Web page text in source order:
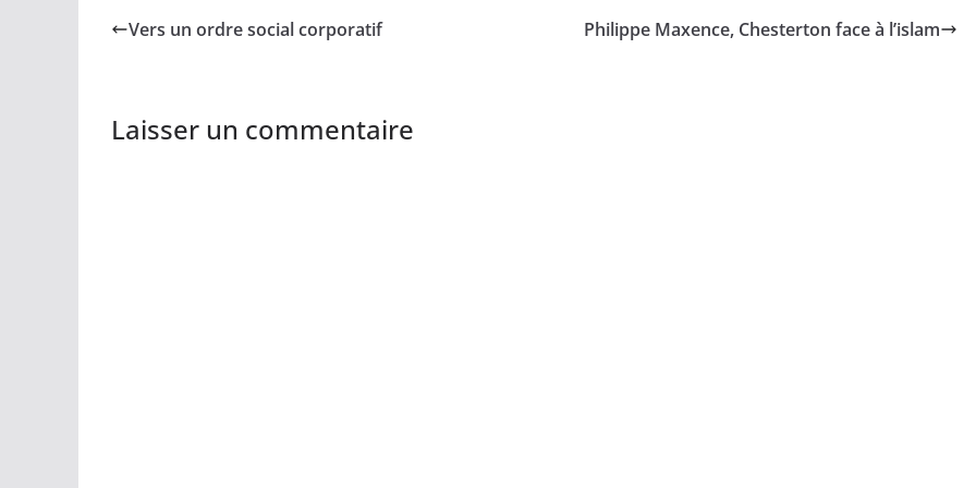
Vers un ordre social corporatif Philippe Maxence, Chesterton face à l’islam
Laisser un commentaire